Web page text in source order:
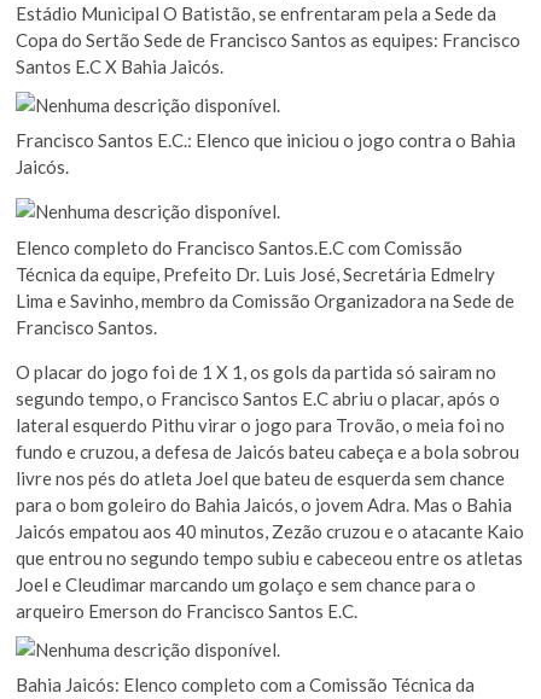
Estádio Municipal O Batistão, se enfrentaram pela a Sede da
Copa do Sertão Sede de Francisco Santos as equipes: Francisco
Santos E.C X Bahia Jaicós.
Francisco Santos E.C.: Elenco que iniciou o jogo contra o Bahia
Jaicós.
Elenco completo do Francisco Santos.E.C com Comissão
Técnica da equipe, Prefeito Dr. Luis José, Secretária Edmelry
Lima e Savinho, membro da Comissão Organizadora na Sede de
Francisco Santos.
O placar do jogo foi de 1 X 1, os gols da partida só sairam no
segundo tempo, o Francisco Santos E.C abriu o placar, após o
lateral esquerdo Pithu virar o jogo para Trovão, o meia foi no
fundo e cruzou, a defesa de Jaicós bateu cabeça e a bola sobrou
livre nos pés do atleta Joel que bateu de esquerda sem chance
para o bom goleiro do Bahia Jaicós, o jovem Adra. Mas o Bahia
Jaicós empatou aos 40 minutos, Zezão cruzou e o atacante Kaio
que entrou no segundo tempo subiu e cabeceou entre os atletas
Joel e Cleudimar marcando um golaço e sem chance para o
arqueiro Emerson do Francisco Santos E.C.
Bahia Jaicós: Elenco completo com a Comissão Técnica da